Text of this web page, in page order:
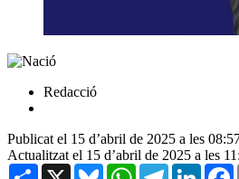
Redacció
Publicat el 15 d’abril de 2025 a les
Actualitzat el 15 d’abril de 2025 a les
Share X BlueskyWhatsAppTelegram